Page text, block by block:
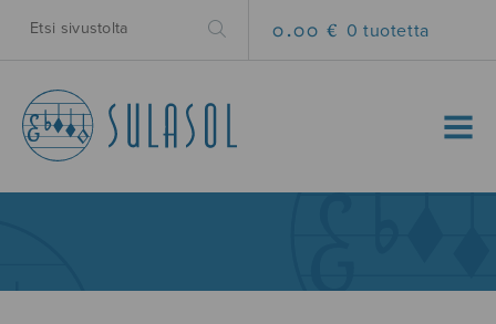
0.00 € 0 tuotetta
MENU